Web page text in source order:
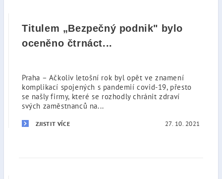
Titulem „Bezpečný podnik" bylo
oceněno čtrnáct...
Praha – Ačkoliv letošní rok byl opět ve znamení
komplikací spojených s pandemií covid-19, přesto
se našly firmy, které se rozhodly chránit zdraví
svých zaměstnanců na...
ZJISTIT VÍCE 27. 10. 2021